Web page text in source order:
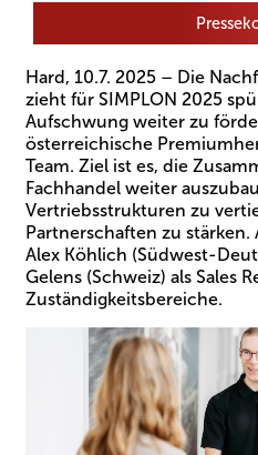
Hard, 10.7. 2025 – Die
zieht für SIMPLON 2025
Aufschwung weiter zu
österreichische
Team. Ziel ist es, die
Fachhandel weiter
Vertriebsstrukturen zu
Partnerschaften zu
Alex Köhlich (Südwest-
Gelens (Schweiz) als Sales
Zuständigkeitsbereiche.